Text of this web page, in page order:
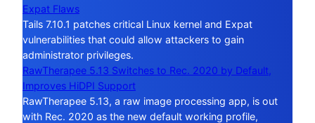
Expat Flaws
Tails 7.10.1 patches critical Linux kernel and Expat
vulnerabilities that could allow attackers to gain
administrator privileges.
RawTherapee 5.13 Switches to Rec. 2020 by Default,
Improves HiDPI Support
RawTherapee 5.13, a raw image processing app, is out
with Rec. 2020 as the new default working profile,